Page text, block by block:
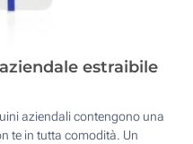
estraibile
aziendali contengono una
te in tutta comodità. Un